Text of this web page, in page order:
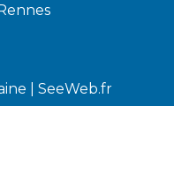
| SeeWeb.fr